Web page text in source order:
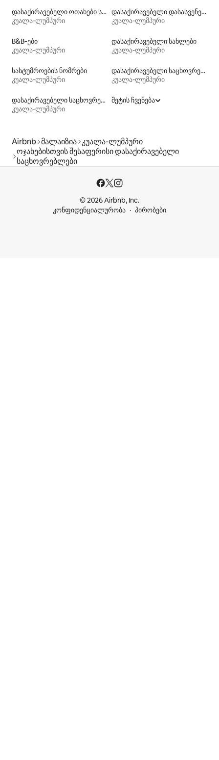
დასაქირავებელი ოთახები სააბაზანოთი
კუალა-ლუმპური
დასაქირავებელი დასასვენებელი საცხოვრებლები
კუალა-ლუმპური
B&B‑ები
კუალა-ლუმპური
დასაქირავებელი სახლები
კუალა-ლუმპური
სასტუმროების ნომრები
კუალა-ლუმპური
დასაქირავებელი საცხოვრებლები საუნით
კუალა-ლუმპური
დასაქირავებელი საცხოვრებლები პლაჟზე გასასვლელით
კუალა-ლუმპური
მეტის ჩვენება
Airbnb მალაიზია კუალა-ლუმპური
ოჯახებისთვის შესაფერისი დასაქირავებელი
საცხოვრებლები
© 2026 Airbnb, Inc.
კონფიდენციალურობა
პირობები